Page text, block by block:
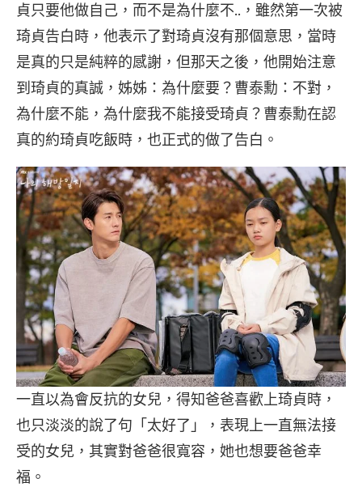
貞只要他做自己，而不是為什麼不..，雖然第一次被
琦貞告白時，他表示了對琦貞沒有那個意思，當時
是真的只是純粹的感謝，但那天之後，他開始注意
到琦貞的真誠，姊姊：為什麼要？曹泰勳：不對，
為什麼不能，為什麼我不能接受琦貞？曹泰勳在認
真的約琦貞吃飯時，也正式的做了告白。
一直以為會反抗的女兒，得知爸爸喜歡上琦貞時，
也只淡淡的說了句「太好了」，表現上一直無法接
受的女兒，其實對爸爸很寬容，她也想要爸爸幸
福。